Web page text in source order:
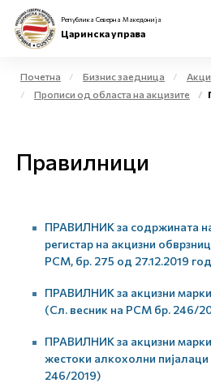
Физички лица
Е-Царина
Е-Весник
Република Северна Македонија
Царинска управа
Почетна Бизнис заедница
Прописи од областа на акцизите
Правилници
ПРАВИЛНИК за содржината
регистар на акцизни
РСМ, бр. 275 од 27.12.2019
ПРАВИЛНИК за акцизни марки
(Сл. весник на РСМ бр. 246/
ПРАВИЛНИК за акцизни
жестоки алкохолни
246/2019)